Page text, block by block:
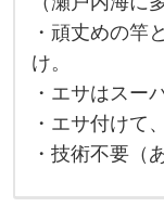
か
巡
り
会
え
な
い
タ
ン
ブ
す
で
・
・頑丈めの竿
け。
・エサはスー
・エサ付けて
・技術不要（